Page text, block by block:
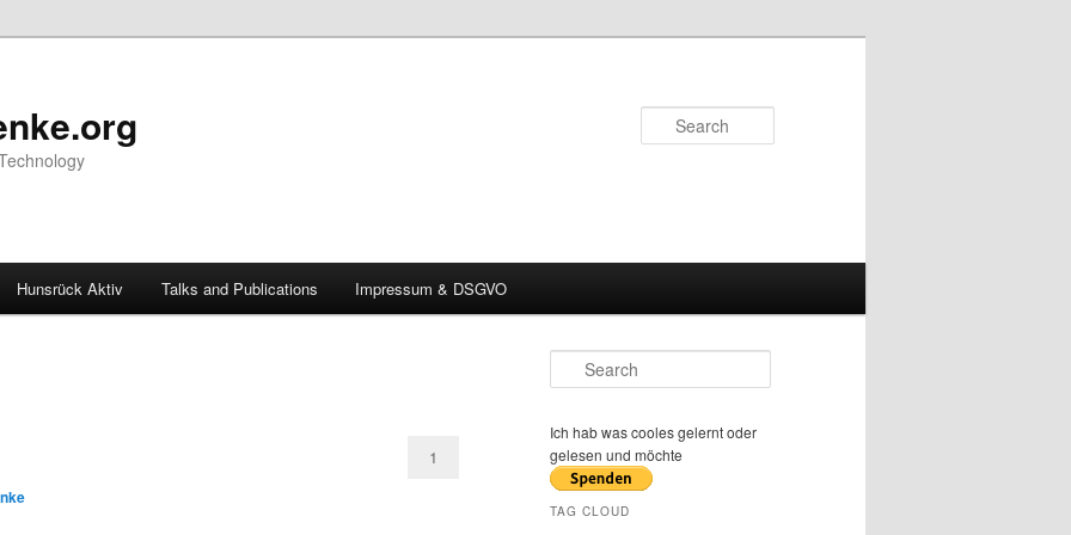
Hunsrück Aktiv Talks and Publications Impressum & DSGVO
1
e
r
c
h
Ich hab was cooles gelernt oder
gelesen und möchte
TAG CLOUD